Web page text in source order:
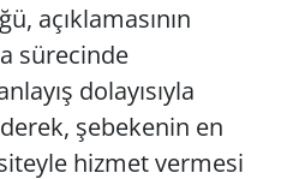
açıklamasının
sürecinde
dolayısıyla
şebekenin en
hizmet vermesi